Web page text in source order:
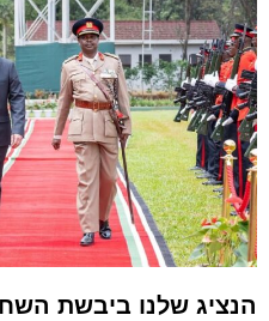
הנציג שלנו ביבשת